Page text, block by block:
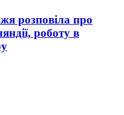
розповіла про
роботу в